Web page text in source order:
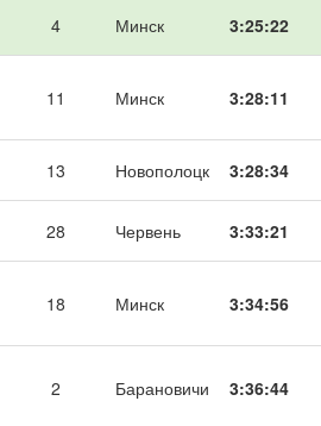
4 Минск 3:25:22
11 Минск 3:28:11
13 Новополоцк 3:28:34
28 Червень 3:33:21
18 Минск 3:34:56
2 Барановичи 3:36:44